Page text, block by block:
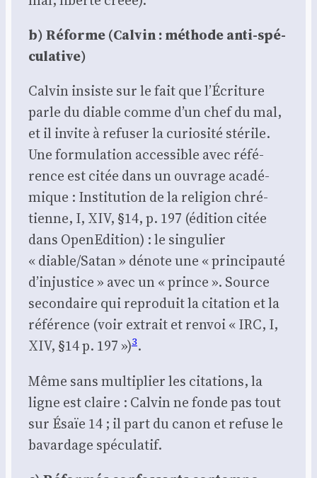
b) Réforme (Cal­vin : méthode anti-spé­
cu­la­tive)
Cal­vin insiste sur le fait que l’Écriture
parle du diable comme d’un chef du mal,
et il invite à refu­ser la curio­si­té sté­rile.
Une for­mu­la­tion acces­sible avec réfé­
rence est citée dans un ouvrage aca­dé­
mique : Ins­ti­tu­tion de la reli­gion chré­
tienne, I, XIV, §14, p. 197 (édi­tion citée
dans Ope­nE­di­tion) : le sin­gu­lier
« diable/Satan » dénote une « prin­ci­pau­té
d’injustice » avec un « prince ». Source
secon­daire qui repro­duit la cita­tion et la
réfé­rence (voir extrait et ren­voi « IRC, I,
XIV, §14 p. 197 »)3.
Même sans mul­ti­plier les cita­tions, la
ligne est claire : Cal­vin ne fonde pas tout
sur Ésaïe 14 ; il part du canon et refuse le
bavar­dage spé­cu­la­tif.